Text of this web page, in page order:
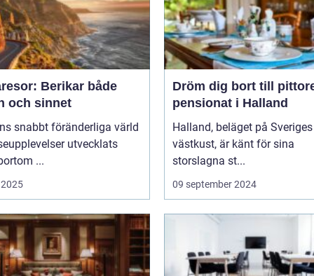
Berikar både
och sinnet
snabbt föränderliga värld
utvecklats
...
Dröm dig bort till
pensionat i Halland
Halland, beläget på Sveriges
västkust, är känt för sina
storslagna st...
09 september 2024